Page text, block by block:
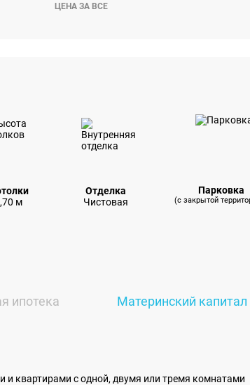
ЦЕНА ЗА ВСЕ
м
Отделка
Чистовая
Парковка
(с закрытой
ипотека Материнский капитал
квартирами с одной, двумя или тремя комнатами